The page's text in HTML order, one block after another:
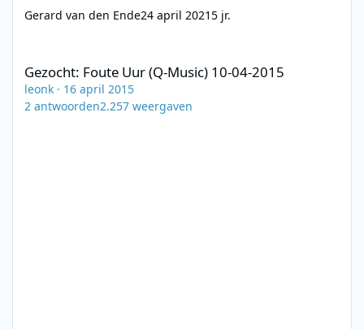
Gerard van den Ende24 april 20215 jr.
Gezocht: Foute Uur (Q-Music) 10-04-2015
leonk · 16 april 2015
2 antwoorden2.257 weergaven